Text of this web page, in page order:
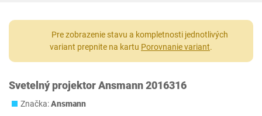
Pre zobrazenie stavu a kompletnosti jednotlivých
variant prepnite na kartu Porovnanie variant.
Svetelný projektor Ansmann ‎2016316
Značka:Ansmann